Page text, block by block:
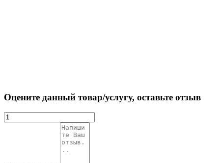
Оцените данный товар/услугу, оставьте отзыв